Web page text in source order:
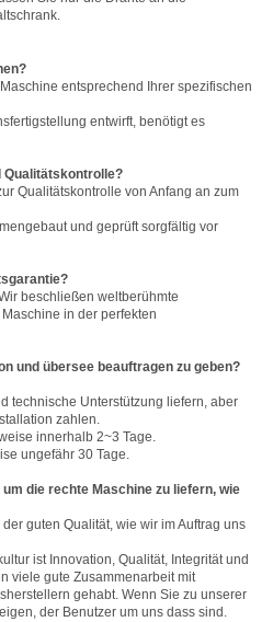
entsprechend Ihrer spezifischen
entwirft, benötigt es
Qualitätskontrolle?
Qualitätskontrolle von Anfang an zum
und geprüft sorgfältig vor
beschließen weltberühmte
in der perfekten
und übersee beauftragen zu geben?
technische Unterstützung liefern, aber
zahlen.
innerhalb 2~3 Tage.
ungefähr 30 Tage.
die rechte Maschine zu liefern, wie
guten Qualität, wie wir im Auftrag uns
ist Innovation, Qualität, Integrität und
viele gute Zusammenarbeit mit
gehabt. Wenn Sie zu unserer
der Benutzer um uns dass sind.